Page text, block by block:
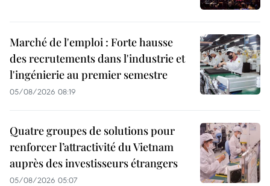
Marché de l'emploi : Forte hausse
des recrutements dans l'industrie et
l'ingénierie au premier semestre
05/08/2026 08:19
Quatre groupes de solutions pour
renforcer l’attractivité du Vietnam
auprès des investisseurs étrangers
05/08/2026 05:07